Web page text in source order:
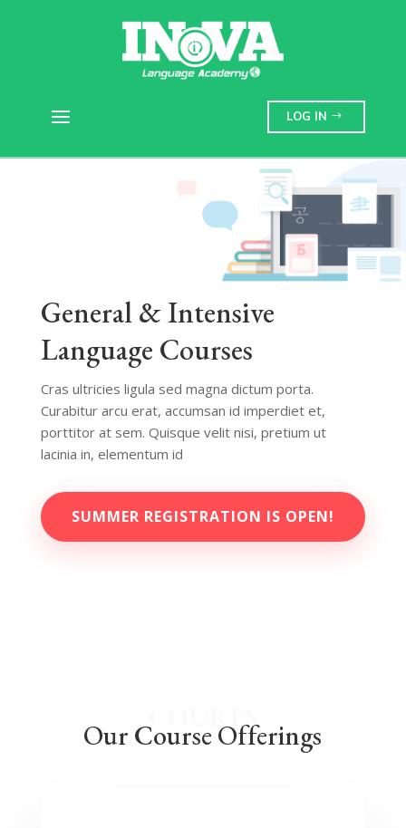
LOG IN
General & Intensive
Language Courses
Cras ultricies ligula sed magna dictum porta.
Curabitur arcu erat, accumsan id imperdiet et,
porttitor at sem. Quisque velit nisi, pretium ut
lacinia in, elementum id
SUMMER REGISTRATION IS OPEN!
COURES
Our Course Offerings